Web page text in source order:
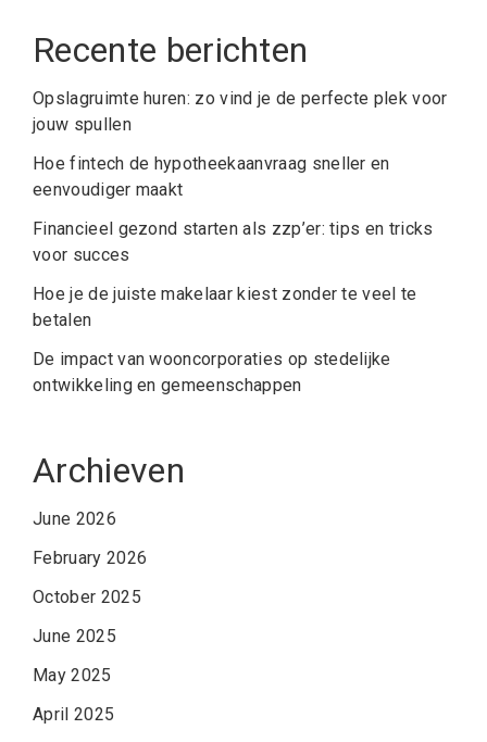
Recente berichten
Opslagruimte huren: zo vind je de perfecte plek voor
jouw spullen
Hoe fintech de hypotheekaanvraag sneller en
eenvoudiger maakt
Financieel gezond starten als zzp’er: tips en tricks
voor succes
Hoe je de juiste makelaar kiest zonder te veel te
betalen
De impact van wooncorporaties op stedelijke
ontwikkeling en gemeenschappen
Archieven
June 2026
February 2026
October 2025
June 2025
May 2025
April 2025